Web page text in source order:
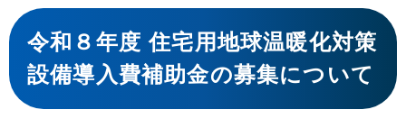
本
文
令和８年度 住宅用地球温暖化対策
設備導入費補助金の募集について